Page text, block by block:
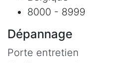
8000 - 8999
Dépannage
Porte entretien